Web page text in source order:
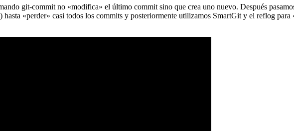
git-commit no «modifica» el último commit sino que crea uno nuevo. Después
hasta «perder» casi todos los commits y posteriormente utilizamos SmartGit y el reflog para